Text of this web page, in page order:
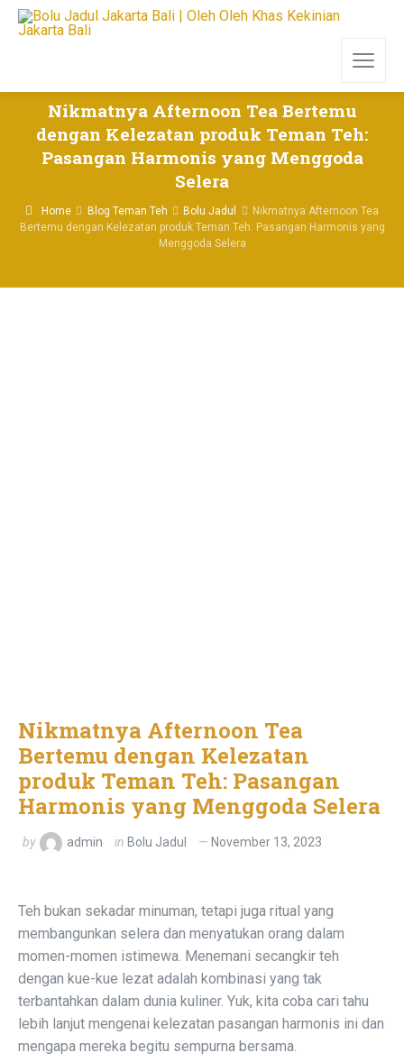
Nikmatnya Afternoon Tea Bertemu
dengan Kelezatan produk Teman Teh:
Pasangan Harmonis yang Menggoda
Selera
Home Blog Teman Teh Bolu Jadul
Nikmatnya Afternoon Tea
Bertemu dengan Kelezatan produk Teman Teh: Pasangan Harmonis yang
Menggoda Selera
Nikmatnya Afternoon Tea
Bertemu dengan Kelezatan
produk Teman Teh: Pasangan
Harmonis yang Menggoda Selera
by admin in Bolu Jadul November 13, 2023
Teh bukan sekadar minuman, tetapi juga ritual yang
membangunkan selera dan menyatukan orang dalam
momen-momen istimewa. Menemani secangkir teh
dengan kue-kue lezat adalah kombinasi yang tak
terbantahkan dalam dunia kuliner. Yuk, kita coba cari tahu
lebih lanjut mengenai kelezatan pasangan harmonis ini dan
mengapa mereka begitu sempurna bersama.